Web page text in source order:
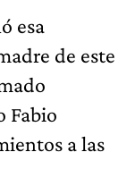
esa
de este
Fabio
a las